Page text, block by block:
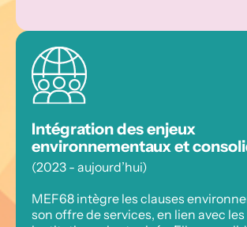
Intégration des enjeux
environnementaux et
(2023 - aujourd’hui)
MEF68 intègre les clauses
son offre de services, en lien avec